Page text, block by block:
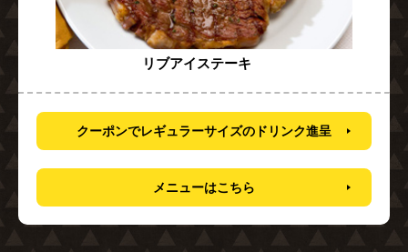
リブアイステーキ
クーポンでレギュラーサイズのドリンク進呈
メニューはこちら